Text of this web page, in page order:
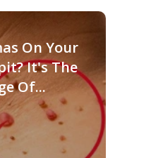
On Your
It's The
Of...